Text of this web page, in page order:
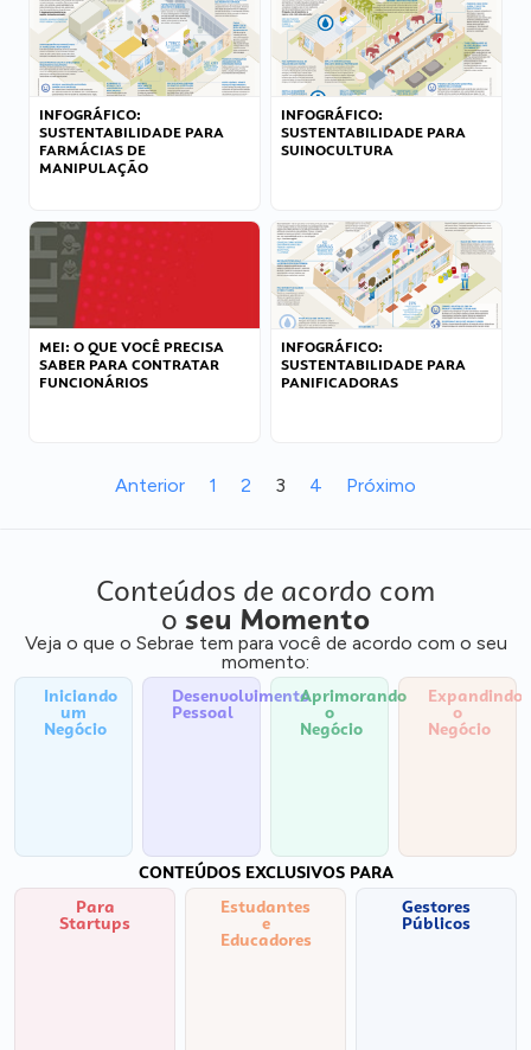
INFOGRÁFICO:
SUSTENTABILIDADE PARA
FARMÁCIAS DE
MANIPULAÇÃO
INFOGRÁFICO:
SUSTENTABILIDADE PARA
SUINOCULTURA
MEI: O QUE VOCÊ PRECISA
SABER PARA CONTRATAR
FUNCIONÁRIOS
INFOGRÁFICO:
SUSTENTABILIDADE PARA
PANIFICADORAS
Anterior 1 2 3 4 Próximo
Conteúdos de acordo com
o seu Momento
Veja o que o Sebrae tem para você de acordo com o seu
momento:
Iniciando
um
Negócio
Desenvolvimento
Pessoal
Aprimorando
o
Negócio
Expandindo
o
Negócio
CONTEÚDOS EXCLUSIVOS PARA
Para
Startups
Estudantes
e
Educadores
Gestores
Públicos